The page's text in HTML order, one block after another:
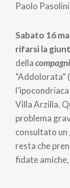
Paolo
Sabato 16
rifarsi la
della
“Addolorata”
Villa Arzilla.
problema
consultato un
resta che
fidate